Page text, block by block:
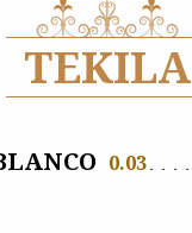
TEKILA
0.03